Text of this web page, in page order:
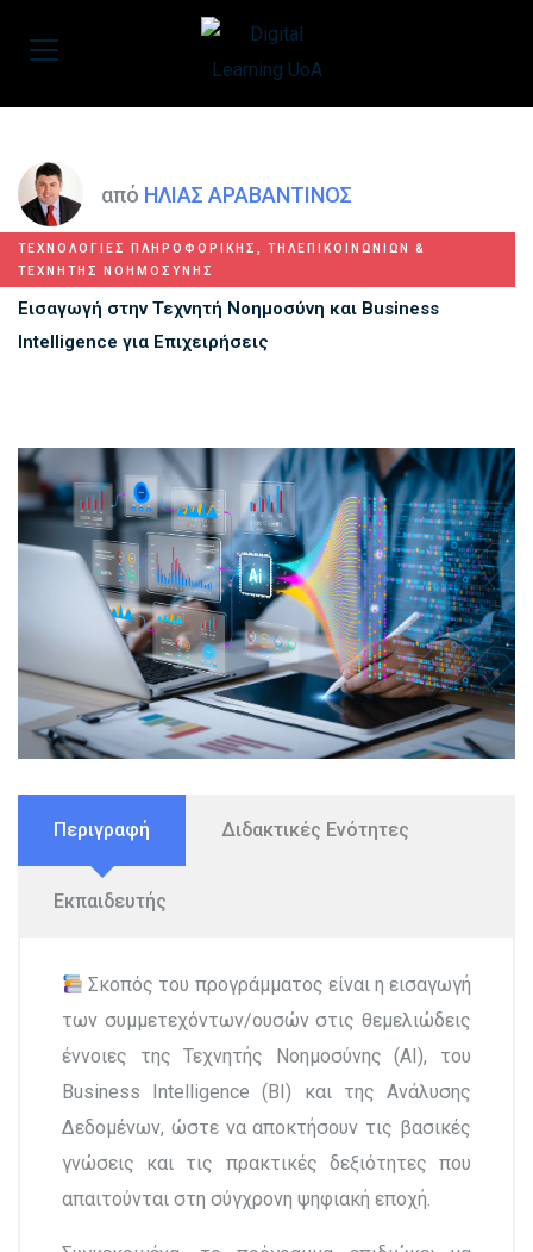
από ΗΛΙΑΣ ΑΡΑΒΑΝΤΙΝΟΣ
ΤΕΧΝΟΛΟΓΙΕΣ ΠΛΗΡΟΦΟΡΙΚΗΣ, ΤΗΛΕΠΙΚΟΙΝΩΝΙΩΝ &
ΤΕΧΝΗΤΗΣ ΝΟΗΜΟΣΥΝΗΣ
Εισαγωγή στην Τεχνητή Νοημοσύνη και Business
Intelligence για Επιχειρήσεις
Περιγραφή Διδακτικές Ενότητες
Εκπαιδευτής
Σκοπός του προγράμματος είναι η εισαγωγή
των συμμετεχόντων/ουσών στις θεμελιώδεις
έννοιες της Τεχνητής Νοημοσύνης (AI), του
Business Intelligence (BI) και της Ανάλυσης
Δεδομένων, ώστε να αποκτήσουν τις βασικές
γνώσεις και τις πρακτικές δεξιότητες που
απαιτούνται στη σύγχρονη ψηφιακή εποχή.